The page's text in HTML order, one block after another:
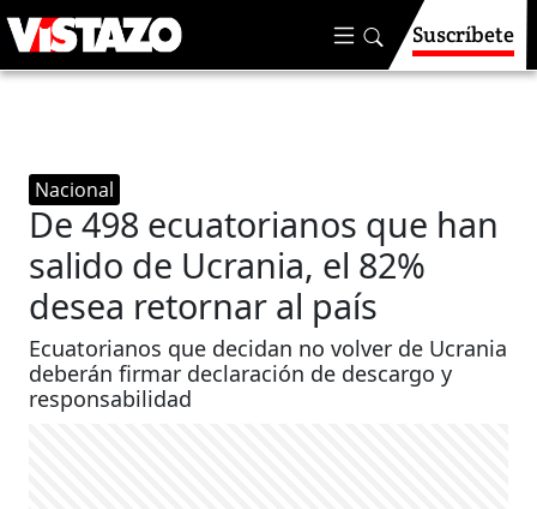
Suscríbete
Nacional
De 498 ecuatorianos que han
salido de Ucrania, el 82%
desea retornar al país
Ecuatorianos que decidan no volver de Ucrania
deberán firmar declaración de descargo y
responsabilidad